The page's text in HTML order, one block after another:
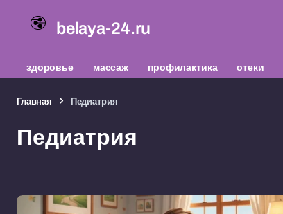
belaya-24.ru
здоровье массаж профилактика отеки
Главная Педиатрия
Педиатрия